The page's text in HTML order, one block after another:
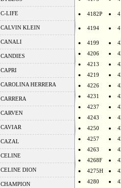
C-LIFE
CALVIN KLEIN
CANALI
CANDIES
CAPRI
CAROLINA HERRERA
CARRERA
CARVEN
CAVIAR
CAZAL
CELINE
CELINE DION
CHAMPION
4182P
4194
4199
4206
4213
4219
4226
4231
4237
4243
4250
4257
4263
4268F
4275H
4280